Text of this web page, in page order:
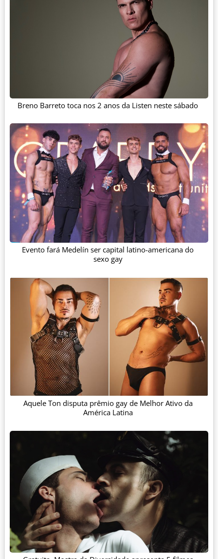
Breno Barreto toca nos 2 anos da Listen neste sábado
Evento fará Medelín ser capital latino-americana do
sexo gay
Aquele Ton disputa prêmio gay de Melhor Ativo da
América Latina